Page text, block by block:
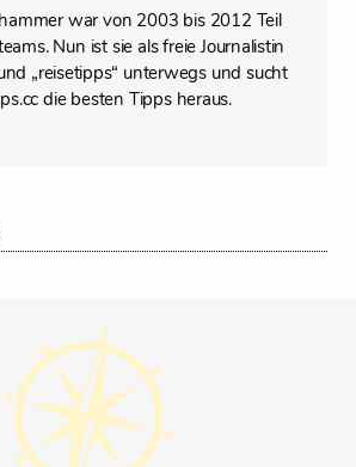
war von 2003 bis 2012 Teil
Nun ist sie als freie Journalistin
„reisetipps“ unterwegs und sucht
die besten Tipps heraus.